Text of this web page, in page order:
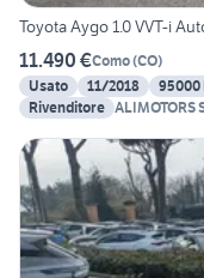
Toyota Aygo 1.0 VVT-i
11.490 €Como(CO)
Usato
11/2018 95000
Rivenditore ALIMOTORS